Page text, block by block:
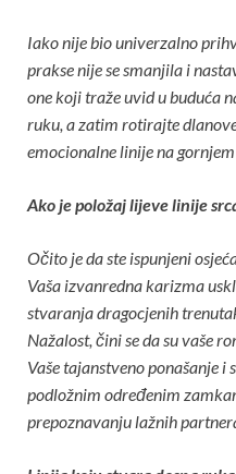
Iako nije bio univerzalno
prakse nije se smanjila i
one koji traže uvid u buduća
ruku, a zatim rotirajte
emocionalne linije na
Ako je položaj lijeve linije
Očito je da ste ispunjeni
Vaša izvanredna karizma
stvaranja dragocjenih
Nažalost, čini se da su vaše
Vaše tajanstveno ponašanje i
podložnim određenim
prepoznavanju lažnih